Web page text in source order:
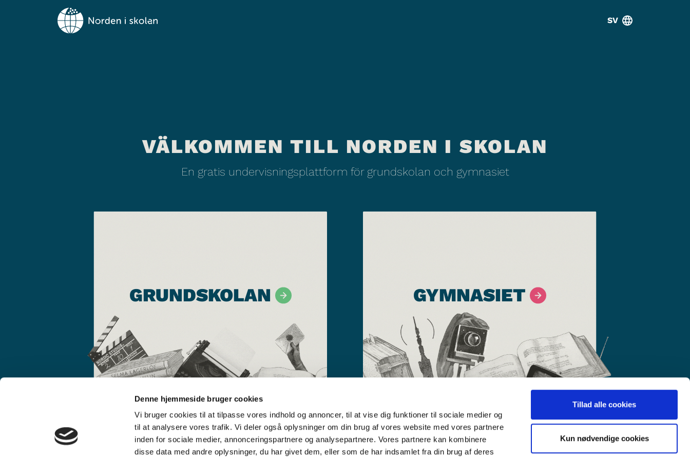
Denne hjemmeside bruger cookies
Vi bruger cookies til at tilpasse vores indhold og annoncer, til at vise dig funktioner til sociale medier og
til at analysere vores trafik. Vi deler også oplysninger om din brug af vores website med vores partnere
inden for sociale medier, annonceringspartnere og analysepartnere. Vores partnere kan kombinere
disse data med andre oplysninger, du har givet dem, eller som de har indsamlet fra din brug af deres
Tillad alle cookies
Kun nødvendige cookies
SV
VÄLKOMMEN TILL NORDEN I SKOLAN
En gratis undervisningsplattform för grundskolan och gymnasiet
GRUNDSKOLAN GYMNASIET